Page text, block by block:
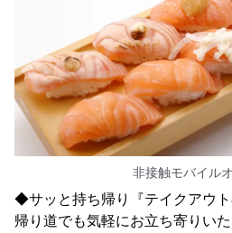
非接触モバイル
◆サッと持ち帰り『テイクアウ
帰り道でも気軽にお立ち寄りい